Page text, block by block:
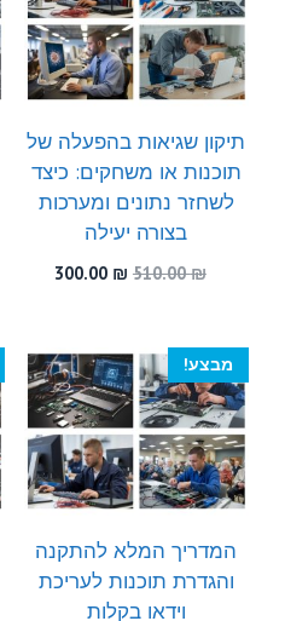
תיקון שגיאות בהפעלה של
תוכנות או משחקים: כיצד
לשחזר נתונים ומערכות
בצורה יעילה
510.00₪
המחיר
300.00 ₪
300.00 ₪.
מבצע!
המדריך המלא להתקנה
והגדרת תוכנות לעריכת
וידאו בקלות